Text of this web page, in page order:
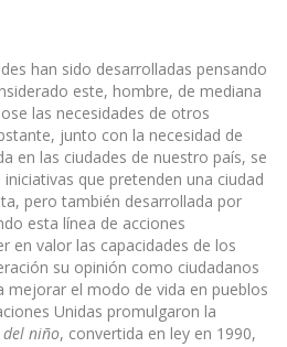
han sido desarrolladas pensando
este, hombre, de mediana
las necesidades de otros
junto con la necesidad de
en las ciudades de nuestro país, se
que pretenden una ciudad
pero también desarrollada por
esta línea de acciones
en valor las capacidades de los
su opinión como ciudadanos
mejorar el modo de vida en pueblos
Unidas promulgaron la
del niño, convertida en ley en 1990,